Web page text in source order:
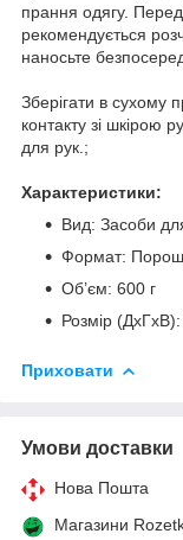
прання одягу.
рекомендується
наносьте
Зберігати в сухому
контакту зі шкірою
для рук.;
Характеристики:
Вид: Засоби
Формат:
Об’єм: 600 г
Розмір
Приховати
Умови доставки
Нова Пошта
Магазини